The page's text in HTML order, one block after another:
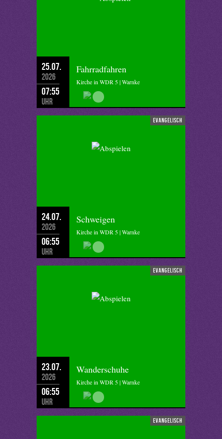
25.07.
2026
07:55
Uhr
Fahrradfahren
Kirche in WDR 5 | Warnke
evangelisch
24.07.
2026
06:55
Uhr
Schweigen
Kirche in WDR 5 | Warnke
evangelisch
23.07.
2026
06:55
Uhr
Wanderschuhe
Kirche in WDR 5 | Warnke
evangelisch